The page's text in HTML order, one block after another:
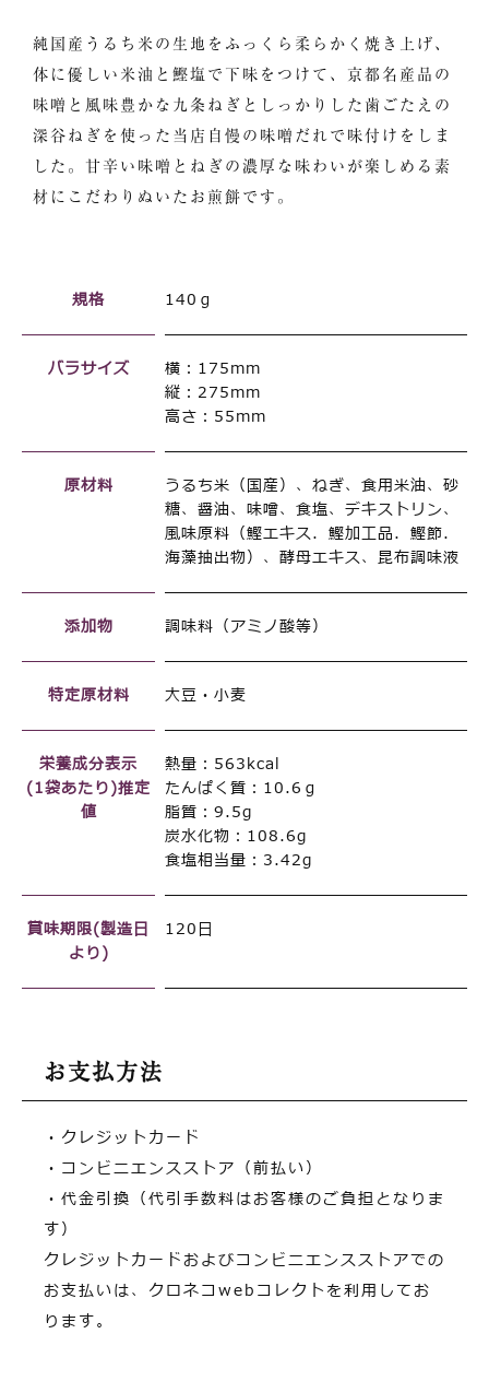
純国産うるち米の生地をふっくら柔らかく焼き上げ、
体に優しい米油と鰹塩で下味をつけて、京都名産品の
味噌と風味豊かな九条ねぎとしっかりした歯ごたえの
深谷ねぎを使った当店自慢の味噌だれで味付けをしま
した。甘辛い味噌とねぎの濃厚な味わいが楽しめる素
材にこだわりぬいたお煎餅です。
規格 140ｇ
バラサイズ
横：175mm
縦：275mm
高さ：55mm
原材料
うるち米（国産）、ねぎ、食用米油、砂
糖、醤油、味噌、食塩、デキストリン、
風味原料（鰹エキス．鰹加工品．鰹節．
海藻抽出物）、酵母エキス、昆布調味液
添加物 調味料（アミノ酸等）
特定原材料 大豆・小麦
栄養成分表示
(1袋あたり)推定
値
熱量：563kcal
たんぱく質：10.6ｇ
脂質：9.5g
炭水化物：108.6g
食塩相当量：3.42g
賞味期限(製造日
より)
120日
お支払方法
・クレジットカード
・コンビニエンスストア（前払い）
・代金引換（代引手数料はお客様のご負担となりま
す）
クレジットカードおよびコンビニエンスストアでの
お支払いは、クロネコwebコレクトを利用してお
ります。